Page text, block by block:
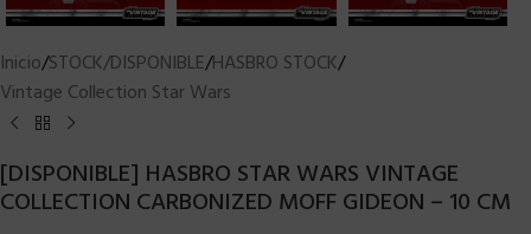
Inicio/STOCK/DISPONIBLE/HASBRO STOCK/
Vintage Collection Star Wars
[DISPONIBLE] HASBRO STAR WARS VINTAGE
COLLECTION CARBONIZED MOFF GIDEON – 10 CM